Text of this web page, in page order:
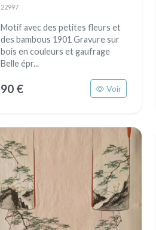
22997
Motif avec des petites fleurs et
des bambous 1901 Gravure sur
bois en couleurs et gaufrage
Belle épr...
90 € Voir